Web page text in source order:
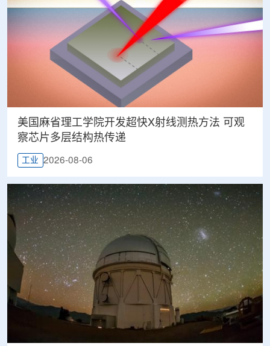
美国麻省理工学院开发超快X射线测热方法 可观
察芯片多层结构热传递
工业 2026-08-06